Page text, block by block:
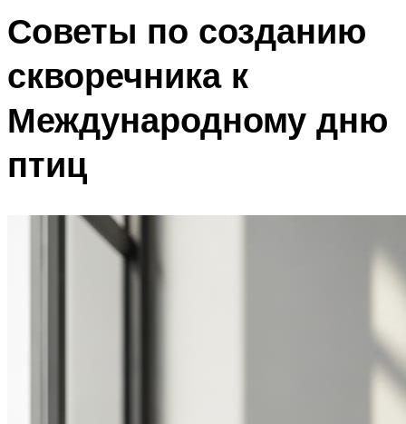
Советы по созданию
скворечника к
Международному дню
птиц